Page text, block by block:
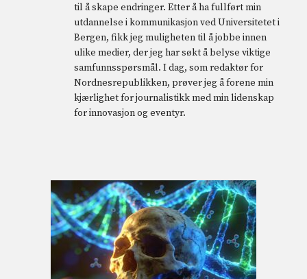
til å skape endringer. Etter å ha fullført min
utdannelse i kommunikasjon ved Universitetet i
Bergen, fikk jeg muligheten til å jobbe innen
ulike medier, der jeg har søkt å belyse viktige
samfunnsspørsmål. I dag, som redaktør for
Nordnesrepublikken, prøver jeg å forene min
kjærlighet for journalistikk med min lidenskap
for innovasjon og eventyr.